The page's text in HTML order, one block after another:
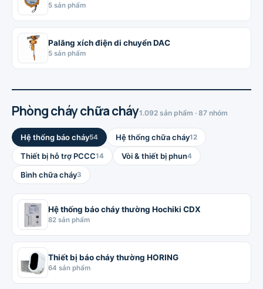
5 sản phẩm
Palăng xích điện di chuyển DAC
5 sản phẩm
Phòng cháy chữa cháy1.092 sản phẩm · 87 nhóm
Hệ thống báo cháy54 Hệ thống chữa cháy12
Thiết bị hỗ trợ PCCC14 Vòi & thiết bị phun4
Bình chữa cháy3
Hệ thống báo cháy thường Hochiki CDX
82 sản phẩm
Thiết bị báo cháy thường HORING
64 sản phẩm